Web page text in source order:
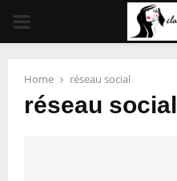
PRIMARY
Home réseau social
réseau social